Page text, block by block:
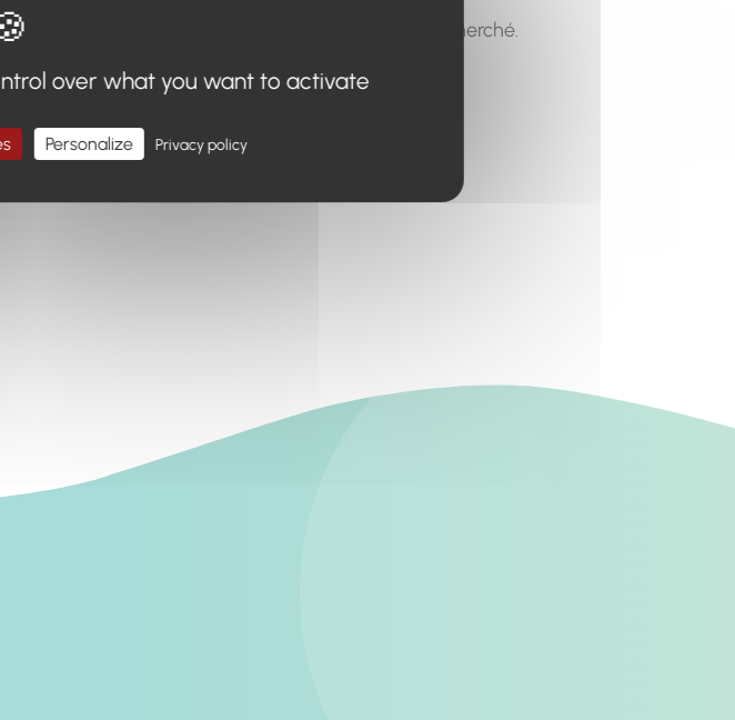
ou à utiliser le menu pour trouver le contenu recherché.
over what you want to activate
Personalize Privacy policy